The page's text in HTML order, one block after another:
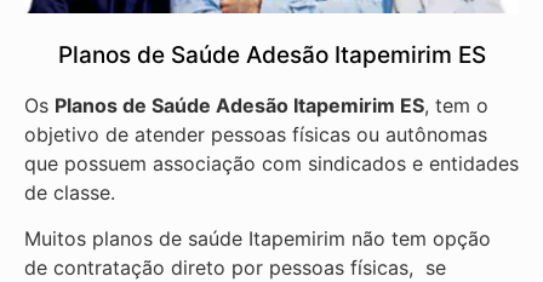
Planos de Saúde Adesão Itapemirim ES
Os Planos de Saúde Adesão Itapemirim ES, tem o
objetivo de atender pessoas físicas ou autônomas
que possuem associação com sindicados e entidades
de classe.
Muitos planos de saúde Itapemirim não tem opção
de contratação direto por pessoas físicas, se